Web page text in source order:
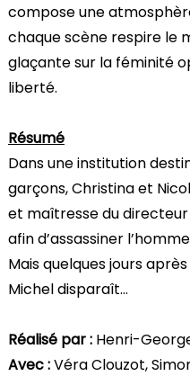
compose une
chaque scène respire le
glaçante sur la féminité
liberté.
Résumé
Dans une institution
garçons, Christina et
et maîtresse du directeur
afin d’assassiner
Mais quelques jours
Michel disparaît…
Réalisé par : Henri-
Avec :Véra Clouzot,